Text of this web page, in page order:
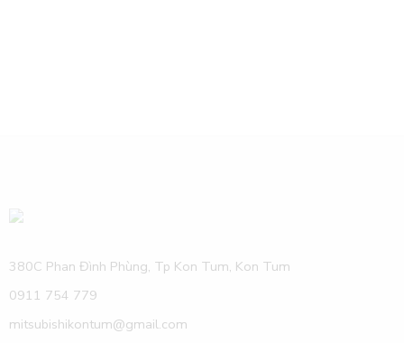
380C Phan Đình Phùng, Tp Kon Tum, Kon Tum
0911 754 779
mitsubishikontum@gmail.com